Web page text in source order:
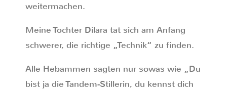
weitermachen.
Meine Tochter Dilara tat sich am Anfang
schwerer, die richtige „Technik“ zu finden.
Alle Hebammen sagten nur sowas wie „Du
bist ja die Tandem-Stillerin, du kennst dich